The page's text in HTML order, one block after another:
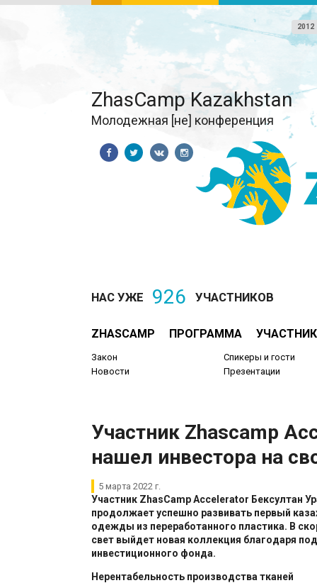
2012
ZhasCamp Kazakhstan
Молодежная [не] конференция
НАС УЖЕ 926 УЧАСТНИКОВ
ZHASCAMP ПРОГРАММА
Закон
Новости
Спикеры и гости
Презентации
Участник Zhascamp
нашел инвестора на
5 марта 2022 г.
Участник ZhasCamp Accelerator Бексултан
продолжает успешно развивать первый
одежды из переработанного пластика. В
свет выйдет новая коллекция благодаря
инвестиционного фонда.
Нерентабельность производства тканей